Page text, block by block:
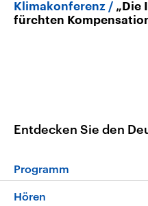
Klimakonferenz
„Die
fürchten
Entdecken Sie den
Programm
Programm
Hören